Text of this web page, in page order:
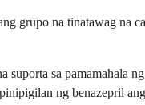
grupo na tinatawag na
suporta sa pamamahala
ng benazepril